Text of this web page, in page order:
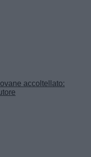
accoltellato: